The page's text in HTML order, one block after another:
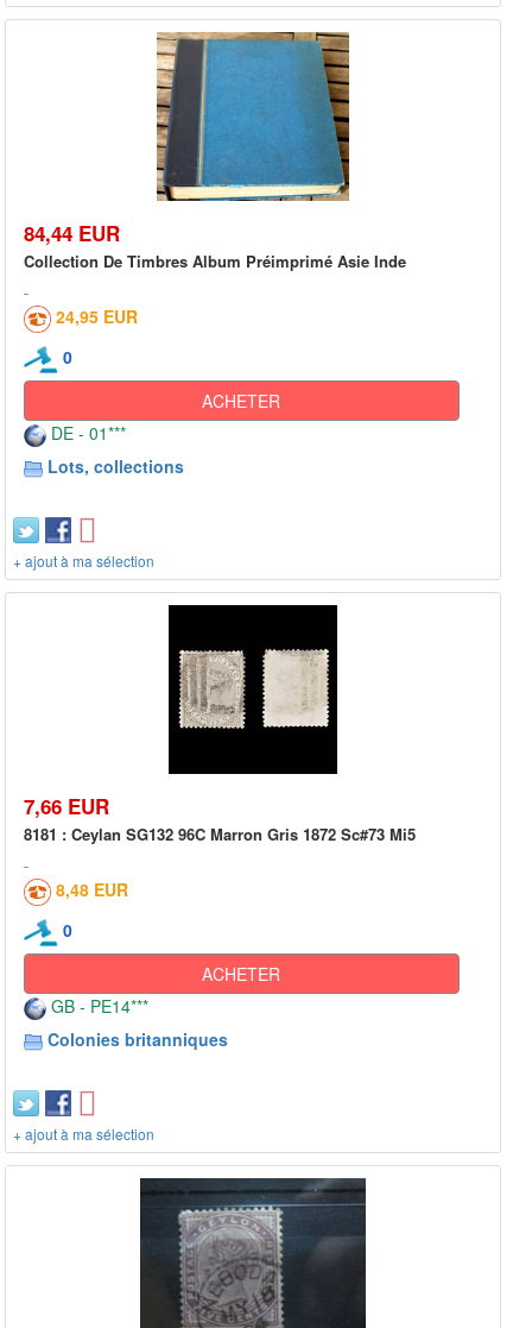
84,44 EUR
Collection De Timbres Album Préimprimé Asie Inde
24,95 EUR
0
ACHETER
DE - 01***
Lots, collections
+ ajout à ma sélection
7,66 EUR
8181 : Ceylan SG132 96C Marron Gris 1872 Sc#73 Mi5
8,48 EUR
0
ACHETER
GB - PE14***
Colonies britanniques
+ ajout à ma sélection